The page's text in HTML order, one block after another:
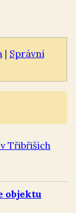
| Správní
Třibřiších